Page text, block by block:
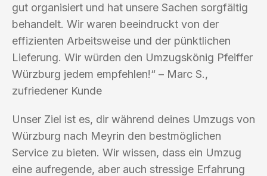
gut organisiert und hat unsere Sachen sorgfältig
behandelt. Wir waren beeindruckt von der
effizienten Arbeitsweise und der pünktlichen
Lieferung. Wir würden den Umzugskönig Pfeiffer
Würzburg jedem empfehlen!“ – Marc S.,
zufriedener Kunde
Unser Ziel ist es, dir während deines Umzugs von
Würzburg nach Meyrin den bestmöglichen
Service zu bieten. Wir wissen, dass ein Umzug
eine aufregende, aber auch stressige Erfahrung